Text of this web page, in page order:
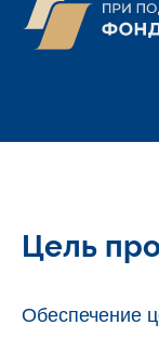
Цель
Обеспечение